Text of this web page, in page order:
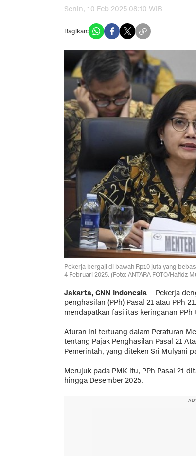
Senin, 10 Feb 2025 08:10 WIB
Bagikan:
Pekerja bergaji di bawah Rp10 juta yang
4 Februari 2025. (Foto: ANTARA FOTO/Hafidz
Jakarta, CNN Indonesia -- Pekerja
penghasilan (PPh) Pasal 21 atau PPh
mendapatkan fasilitas keringanan PPh
Aturan ini tertuang dalam Peraturan
tentang Pajak Penghasilan Pasal 21
Pemerintah, yang diteken Sri Mulyani
Merujuk pada PMK itu, PPh Pasal 21
hingga Desember 2025.